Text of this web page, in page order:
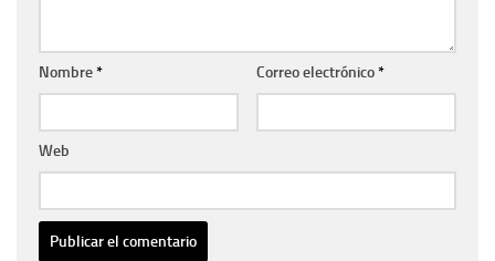
Nombre* Correo electrónico*
Web